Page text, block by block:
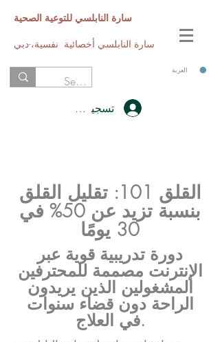
سارة النابلسي للتوعية الصحية
سارة النابلسي أخصائية نفسية،-دبي
العربة
تسجيل الدخول
القلق 101: تقليل القلق
بنسبة تزيد عن 50% في
30 يومًا
دورة تدريبية قوية عبر
الإنترنت مصممة للمحترفين
المشغولين الذين يريدون
الراحة دون قضاء سنوات
في العلاج.